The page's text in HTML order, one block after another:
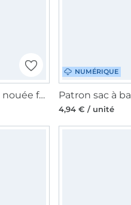
Patron blouse nouée femme pdf Delilah Moreauthentic, en allemand
NUMÉRIQUE
4,94 € / unité